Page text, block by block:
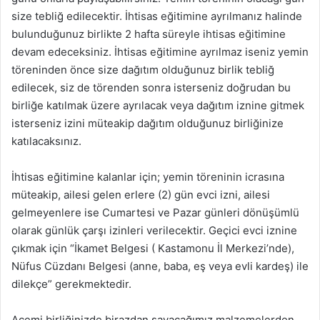
size tebliğ edilecektir. İhtisas eğitimine ayrılmanız halinde
bulunduğunuz birlikte 2 hafta süreyle ihtisas eğitimine
devam edeceksiniz. İhtisas eğitimine ayrılmaz iseniz yemin
töreninden önce size dağıtım olduğunuz birlik tebliğ
edilecek, siz de törenden sonra isterseniz doğrudan bu
birliğe katılmak üzere ayrılacak veya dağıtım iznine gitmek
isterseniz izini müteakip dağıtım olduğunuz birliğinize
katılacaksınız.
İhtisas eğitimine kalanlar için; yemin töreninin icrasına
müteakip, ailesi gelen erlere (2) gün evci izni, ailesi
gelmeyenlere ise Cumartesi ve Pazar günleri dönüşümlü
olarak günlük çarşı izinleri verilecektir. Geçici evci iznine
çıkmak için “İkamet Belgesi ( Kastamonu İl Merkezi’nde),
Nüfus Cüzdanı Belgesi (anne, baba, eş veya evli kardeş) ile
dilekçe” gerekmektedir.